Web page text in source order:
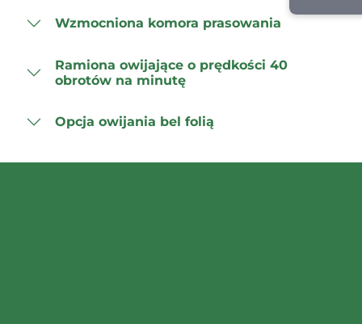
Wzmocniona komora prasowania
Ramiona owijające o prędkości 40
obrotów na minutę
Opcja owijania bel folią